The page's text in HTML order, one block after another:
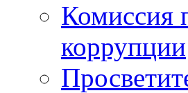
Комиссия
коррупции